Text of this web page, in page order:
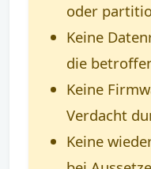
oder
Keine
die
Keine
Verdacht
Keine